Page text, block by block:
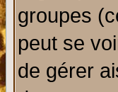
groupes
peut se
de gérer